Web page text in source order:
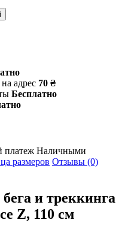
адрес 70 ₴
Бесплатно
платеж Наличными
размеров Отзывы (0)
и треккинга
Z, 110 см